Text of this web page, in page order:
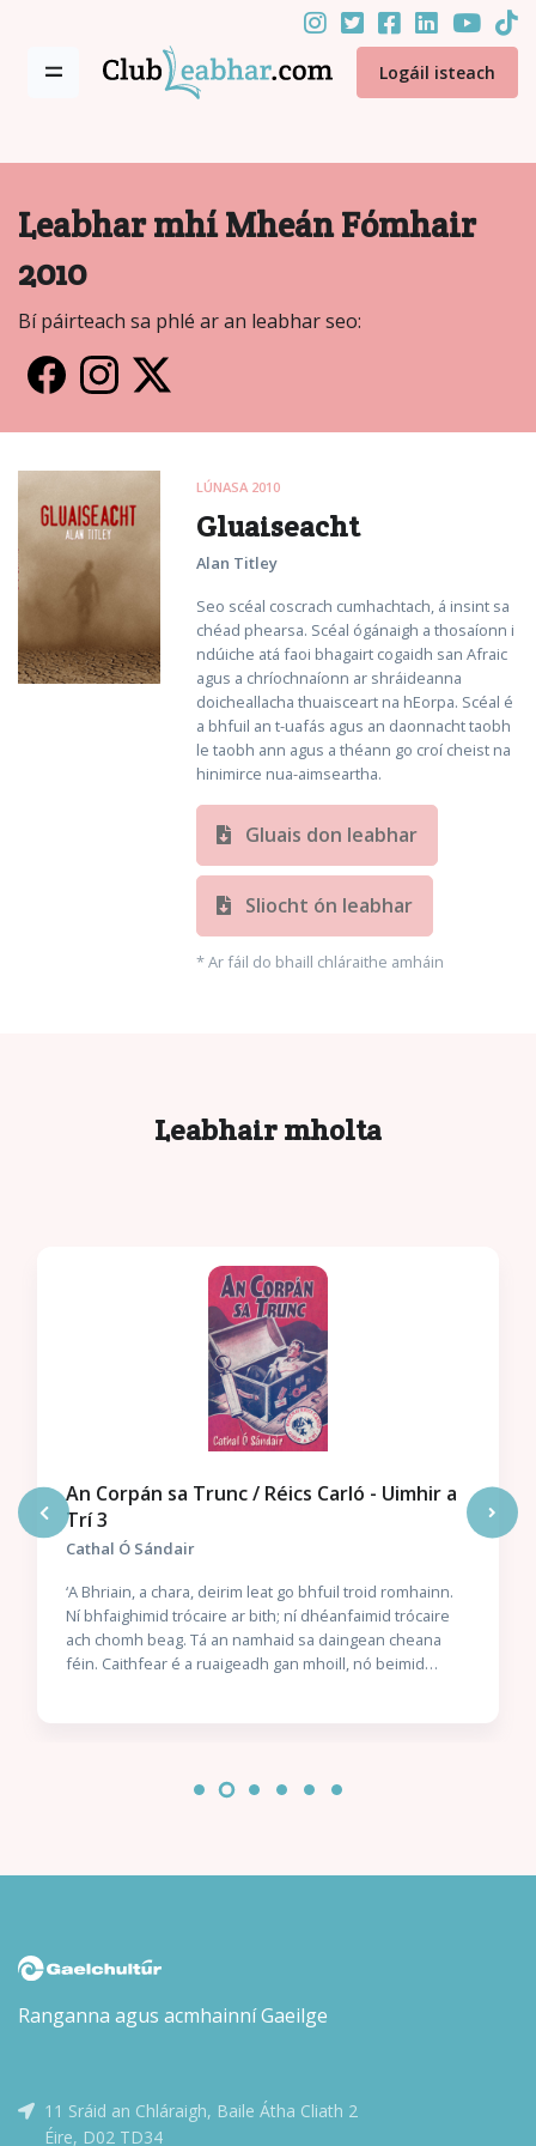
Logáil isteach
Leabhar mhí Mheán Fómhair
2010
Bí páirteach sa phlé ar an leabhar seo:
LÚNASA 2010
Gluaiseacht
Alan Titley
Seo scéal coscrach cumhachtach, á insint sa
chéad phearsa. Scéal ógánaigh a thosaíonn i
ndúiche atá faoi bhagairt cogaidh san Afraic
agus a chríochnaíonn ar shráideanna
doicheallacha thuaisceart na hEorpa. Scéal é
a bhfuil an t-uafás agus an daonnacht taobh
le taobh ann agus a théann go croí cheist na
hinimirce nua-aimseartha.
Gluais don leabhar
Sliocht ón leabhar
* Ar fáil do bhaill chláraithe amháin
Leabhair mholta
An Corpán sa Trunc / Réics Carló - Uimhir a
Trí 3
Cathal Ó Sándair
‘A Bhriain, a chara, deirim leat go bhfuil troid romhainn.
Ní bhfaighimid trócaire ar bith; ní dhéanfaimid trócaire
ach chomh beag. Tá an namhaid sa daingean cheana
féin. Caithfear é a ruaigeadh gan mhoill, nó beimid
Ó Conchubhair, Cheannaire an Bhrainse Lorgaireachta,
gur teachtaireacht dó féin atá sa dúnmharú seo: éirigh
Ach cén seans atá acu nuair atá duine mór sa Rialtas, is
Ranganna agus acmhainní Gaeilge
11 Sráid an Chláraigh, Baile Átha Cliath 2
Éire, D02 TD34